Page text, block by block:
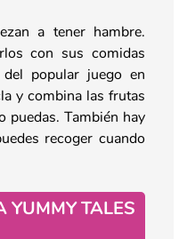
a tener hambre.
con sus comidas
popular juego en
y combina las frutas
puedas. También hay
recoger cuando
YUMMY TALES